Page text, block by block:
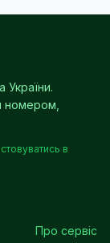
України.
номером,
в
Про сервіс